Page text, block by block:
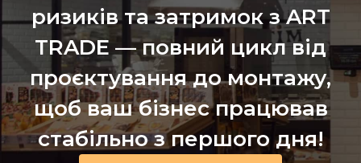
ризиків та затримок з ART
TRADE — повний цикл від
проєктування до монтажу,
щоб ваш бізнес працював
стабільно з першого дня!